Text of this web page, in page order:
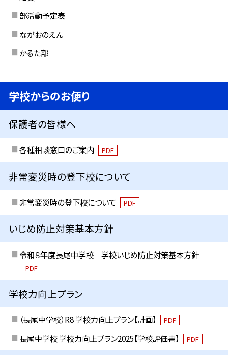
部活動予定表
ながおのえん
かるた部
学校からのお便り
保護者の皆様へ
各種相談窓口のご案内 PDF
非常変災時の登下校について
非常変災時の登下校について PDF
いじめ防止対策基本方針
令和８年度長尾中学校 学校いじめ防止対策基本方針
PDF
学校力向上プラン
（長尾中学校）R8 学校力向上プラン【計画】 PDF
長尾中学校 学校力向上プラン2025【学校評価書】 PDF